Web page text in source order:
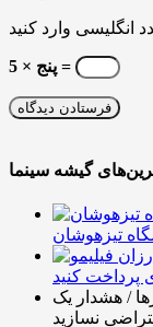
پنج × 5 =
گیشه سینما
/ هشدار یک